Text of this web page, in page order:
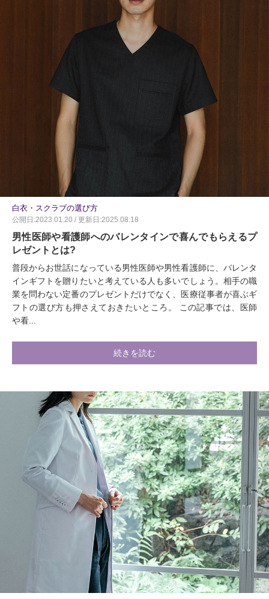
白衣・スクラブの選び方
公開日:2023.01.20 / 更新日:2025.08.18
男性医師や看護師へのバレンタインで喜んでもらえるプ
レゼントとは?
普段からお世話になっている男性医師や男性看護師に、バレンタ
インギフトを贈りたいと考えている人も多いでしょう。相手の職
業を問わない定番のプレゼントだけでなく、医療従事者が喜ぶギ
フトの選び方も押さえておきたいところ。 この記事では、医師
や看...
続きを読む